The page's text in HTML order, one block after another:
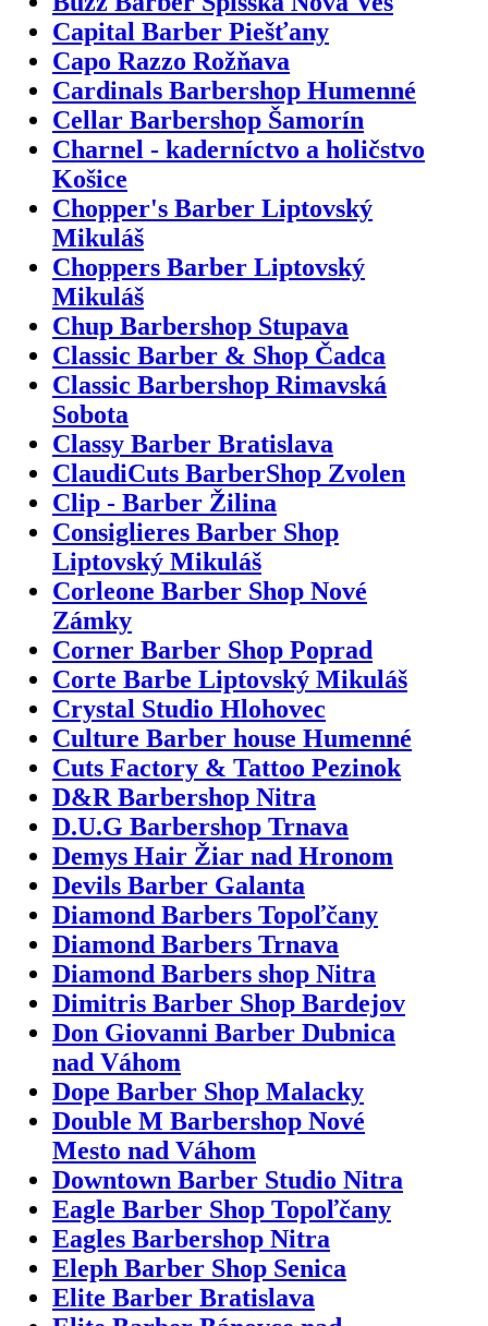
Capital Barber Piešťany
Capo Razzo Rožňava
Cardinals Barbershop Humenné
Cellar Barbershop Šamorín
Charnel - kaderníctvo a holičstvo
Košice
Chopper's Barber Liptovský
Mikuláš
Choppers Barber Liptovský
Mikuláš
Chup Barbershop Stupava
Classic Barber & Shop Čadca
Classic Barbershop Rimavská
Sobota
Classy Barber Bratislava
ClaudiCuts BarberShop Zvolen
Clip - Barber Žilina
Consiglieres Barber Shop
Liptovský Mikuláš
Corleone Barber Shop Nové
Zámky
Corner Barber Shop Poprad
Corte Barbe Liptovský Mikuláš
Crystal Studio Hlohovec
Culture Barber house Humenné
Cuts Factory & Tattoo Pezinok
D&R Barbershop Nitra
D.U.G Barbershop Trnava
Demys Hair Žiar nad Hronom
Devils Barber Galanta
Diamond Barbers Topoľčany
Diamond Barbers Trnava
Diamond Barbers shop Nitra
Dimitris Barber Shop Bardejov
Don Giovanni Barber Dubnica
nad Váhom
Dope Barber Shop Malacky
Double M Barbershop Nové
Mesto nad Váhom
Downtown Barber Studio Nitra
Eagle Barber Shop Topoľčany
Eagles Barbershop Nitra
Eleph Barber Shop Senica
Elite Barber Bratislava